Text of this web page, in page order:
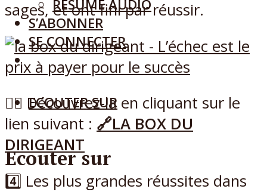
RÉSUMÉ AUDIO
S’ABONNER
SE CONNECTER
ECOUTER SUR
Ecouter sur
sages, et ont fini par réussir.
👉🏽 Découvrez-la en cliquant sur le
lien suivant : 🔗LA BOX DU
DIRIGEANT
4️⃣ Les plus grandes réussites dans